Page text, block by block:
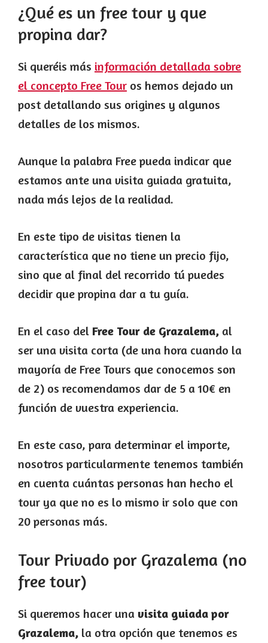
¿Qué es un free tour y que
propina dar?
Si queréis más información detallada sobre
el concepto Free Tour os hemos dejado un
post detallando sus origines y algunos
detalles de los mismos.
Aunque la palabra Free pueda indicar que
estamos ante una visita guiada gratuita,
nada más lejos de la realidad.
En este tipo de visitas tienen la
característica que no tiene un precio fijo,
sino que al final del recorrido tú puedes
decidir que propina dar a tu guía.
En el caso del Free Tour de Grazalema, al
ser una visita corta (de una hora cuando la
mayoría de Free Tours que conocemos son
de 2) os recomendamos dar de 5 a 10€ en
función de vuestra experiencia.
En este caso, para determinar el importe,
nosotros particularmente tenemos también
en cuenta cuántas personas han hecho el
tour ya que no es lo mismo ir solo que con
20 personas más.
Tour Privado por Grazalema (no
free tour)
Si queremos hacer una visita guiada por
Grazalema, la otra opción que tenemos es